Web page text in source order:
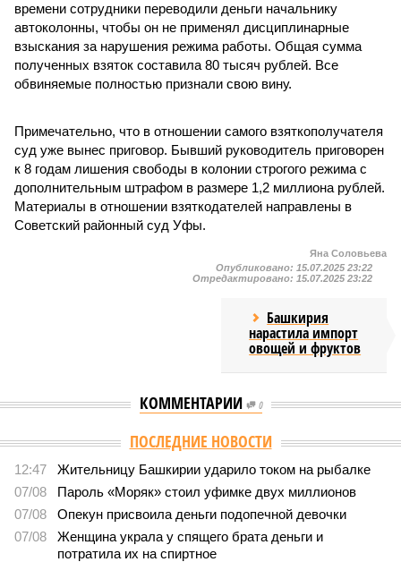
времени сотрудники переводили деньги начальнику
автоколонны, чтобы он не применял дисциплинарные
взыскания за нарушения режима работы. Общая сумма
полученных взяток составила 80 тысяч рублей. Все
обвиняемые полностью признали свою вину.
Примечательно, что в отношении самого взяткополучателя
суд уже вынес приговор. Бывший руководитель приговорен
к 8 годам лишения свободы в колонии строгого режима с
дополнительным штрафом в размере 1,2 миллиона рублей.
Материалы в отношении взяткодателей направлены в
Советский районный суд Уфы.
Яна Соловьева
Опубликовано: 15.07.2025 23:22
Отредактировано: 15.07.2025 23:22
Башкирия
нарастила импорт
овощей и фруктов
КОММЕНТАРИИ 0
ПОСЛЕДНИЕ НОВОСТИ
12:47
Жительницу Башкирии ударило током на рыбалке
07/08
Пароль «Моряк» стоил уфимке двух миллионов
07/08
Опекун присвоила деньги подопечной девочки
07/08
Женщина украла у спящего брата деньги и
потратила их на спиртное